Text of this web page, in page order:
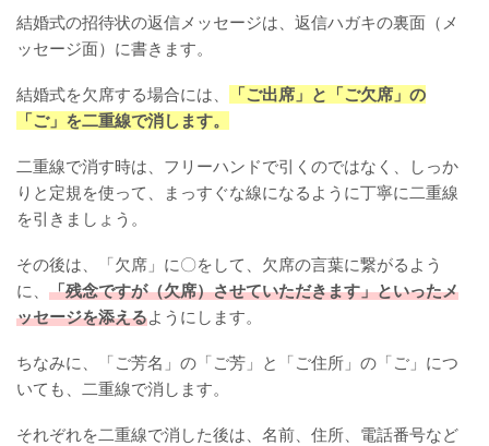
結婚式の招待状の返信メッセージは、返信ハガキの裏面（メ
ッセージ面）に書きます。
結婚式を欠席する場合には、
「ご出席」と「ご欠席」の
「ご」を二重線で消します。
二重線で消す時は、フリーハンドで引くのではなく、しっか
りと定規を使って、まっすぐな線になるように丁寧に二重線
を引きましょう。
その後は、「欠席」に〇をして、欠席の言葉に繋がるよう
に、 「残念ですが（欠席）させていただきます」といったメ
ッセージを添えるようにします。
ちなみに、「ご芳名」の「ご芳」と「ご住所」の「ご」につ
いても、二重線で消します。
それぞれを二重線で消した後は、名前、住所、電話番号など